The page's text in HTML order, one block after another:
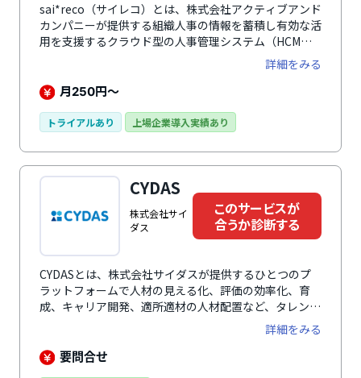
sai*reco（サイレコ）とは、株式会社アクティブアンド
カンパニーが提供する組織人事の情報を蓄積し有効な活
用を支援するクラウド型の人事管理システム（HCM）
です。グッドデザイン賞(2018年)、ASPIC IoT・AI・
クラウドアワード2019 基幹業務系分野グランプリ
(2019年)を受賞。人事業務にかかわるすべての情報を収
感的にわかりやすく可視化することで作業効率、人事戦
ン、特殊組織の管理、従業員管理、カスタムフィールド
レイアウター、人事施策管理、評価機能、申請承認管
理、ワークフロー、権限管理、一括入力、2次元分析、
異動・組織シミュレーションでの最適な人材配置、退職
者データの蓄積による退職対策など多彩で効果的な機能
を標準搭載。使いやすい人事評価システム「サイレコ」
が攻める人事を実現させます。
詳細をみる
月250円～
トライアルあり 上場企業導入実績あり
CYDAS
株式会社サイ
ダス
このサービスが
合うか診断する
CYDASとは、株式会社サイダスが提供するひとつのプ
ラットフォームで人材の見える化、評価の効率化、育
成、キャリア開発、適所適材の人材配置など、タレント
マネジメントのためのデータ活用がワンプラットフォー
ムで実現できる人事評価システムです。組織の状態を俯
瞰できるダッシュボードでは、入退社の経年推移や雇用
詳細をみる
要問合せ